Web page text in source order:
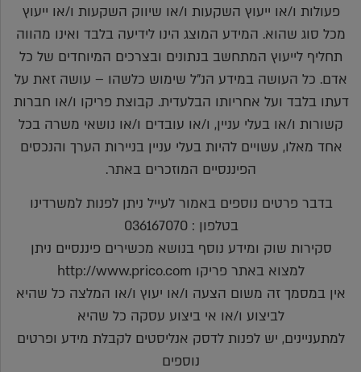
פעולות ו/או ייעוץ השקעות ו/או שיווק השקעות ו/או ייעוץ
מכל סוג שהוא. המידע המוצג הינו לידיעה בלבד ואינו מהווה
תחליף לייעוץ המתחשב בנתונים ובצרכים המיוחדים של כל
אדם. כל העושה במידע הנ"ל שימוש כלשהו – עושה זאת על
דעתו בלבד ועל אחריותו הבלעדית. קבוצת פריקו ו/או חברות
קשורות ו/או בעלי עניין, ו/או עובדים ו/או נושאי משרה בכל
אחד מאלו, עשויים להיות בעלי עניין בניירות הערך והנכסים
הפיננסיים המוזכרים באתר.
בדבר פרטים נוספים באמור לעייל ניתן לפנות למשרדינו
בטלפון : 036167070
סקירות שוק ומידע נוסף בנושא מכשירים פיננסיים ניתן
למצוא באתר פריקו http://www.prico.com
אין במסמך זה משום הצעה ו/או יעוץ ו/או המלצה כל שהיא
לביצוע ו/או אי ביצוע עסקה כל שהיא
למתעניינים, יש לפנות לדסק אנליסטים לקבלת מידע ופרטים
נוספים